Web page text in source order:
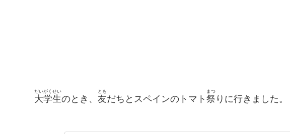
大
だい
学
がく
生
せい
のとき、 友
とも
だちとスペインのトマト 祭
まつ
りに行きました。